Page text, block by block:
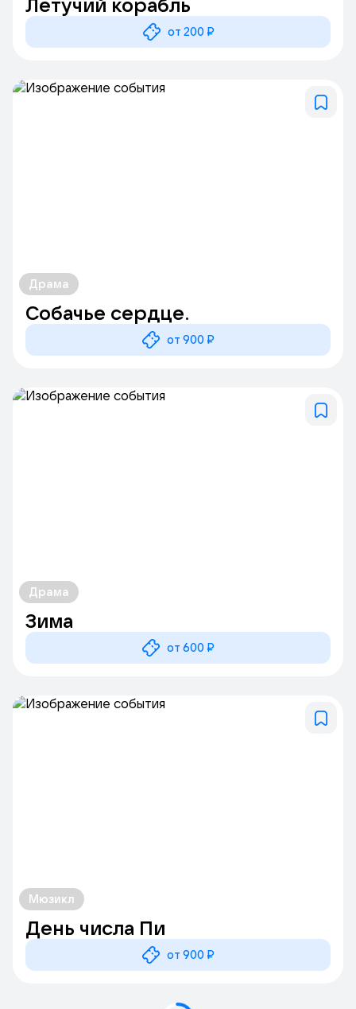
Летучий корабль
от 200 ₽
Драма
Собачье сердце.
от 900 ₽
Драма
Зима
от 600 ₽
Мюзикл
День числа Пи
от 900 ₽